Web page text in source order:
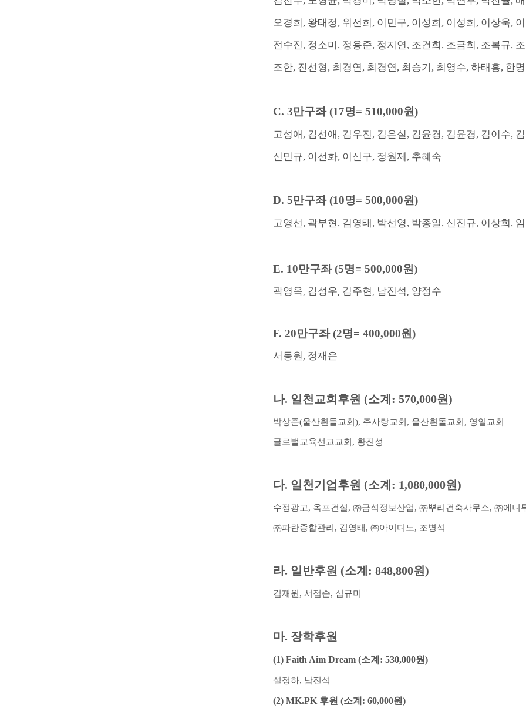
오경희 , 왕태정, 위선희 , 이민구, 이성희 , 이성희 , 이상욱,
전수진, 정소미 , 정용준, 정지연, 조건희 , 조금희 , 조복규,
조한, 진선형, 최경연, 최경연, 최승기 , 최영수, 하태흥, 한
C. 3만구좌(17명= 510,000원)
고성애 , 김선애 , 김우진, 김은실 , 김윤경, 김윤경, 김이수,
신민규, 이선화, 이신구, 정원제 , 추혜숙
D. 5만구좌(10명= 500,000원)
고영선, 곽부현, 김영태 , 박선영, 박종일 , 신진규, 이상희 ,
E. 10만구좌(5명= 500,000원)
곽영옥, 김성우, 김주현, 남진석, 양정수
F. 20만구좌(2명= 400,000원)
서동원 , 정재은
나. 일천교회후원 (소계 : 570,000원)
박상준(울산흰돌교회 ), 주사랑교회 , 울산흰돌교회 , 영일교회
글로벌교육선교교회 , 황진성
다. 일천기업후원 (소계 : 1,080,000원)
수정광고, 옥포건설, ㈜금석정보산업, ㈜뿌리건축사무소, ㈜에니
㈜파란종합관리 , 김영태 , ㈜아이디노, 조병석
라. 일반후원 (소계 : 848,800원)
김재원 , 서점순, 심규미
마. 장학후원
(1) Faith Aim Dream (소계 : 530,000원)
설정하, 남진석
(2) MK.PK 후원 (소계 : 60,000원)